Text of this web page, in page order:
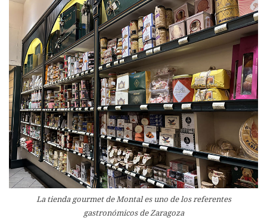
La tienda gourmet de Montal es uno de los referentes
gastronómicos de Zaragoza